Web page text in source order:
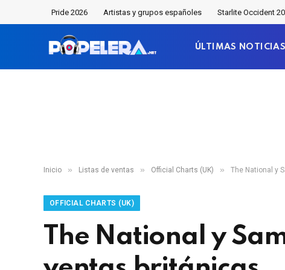
Pride 2026 Artistas y grupos españoles Starlite Occident
ÚLTIMAS NOTICIAS
Inicio » Listas de ventas » Official Charts (UK) » The National y
OFFICIAL CHARTS (UK)
The National y